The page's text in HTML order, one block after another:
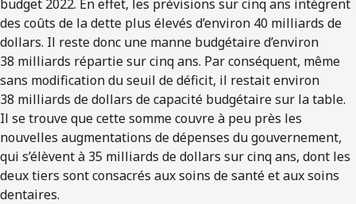
budget 2022. En effet, les prévisions sur cinq ans intègrent
des coûts de la dette plus élevés d’environ 40 milliards de
dollars. Il reste donc une manne budgétaire d’environ
38 milliards répartie sur cinq ans. Par conséquent, même
sans modification du seuil de déficit, il restait environ
38 milliards de dollars de capacité budgétaire sur la table.
Il se trouve que cette somme couvre à peu près les
nouvelles augmentations de dépenses du gouvernement,
qui s’élèvent à 35 milliards de dollars sur cinq ans, dont les
deux tiers sont consacrés aux soins de santé et aux soins
dentaires.